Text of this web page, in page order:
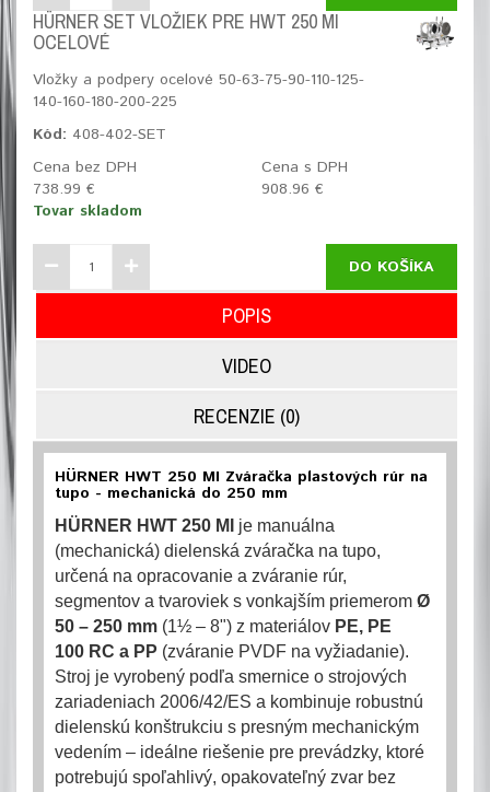
HÜRNER SET VLOŽIEK PRE HWT 250 MI
OCELOVÉ
Vložky a podpery ocelové 50-63-75-90-110-125-
140-160-180-200-225
Kód: 408-402-SET
Cena bez DPH
738.99 €
Cena s DPH
908.96 €
Tovar skladom
DO KOŠÍKA
POPIS
VIDEO
RECENZIE (0)
HÜRNER HWT 250 MI Zváračka plastových rúr na
tupo - mechanická do 250 mm
HÜRNER HWT 250 MI
je manuálna
(mechanická) dielenská zváračka na tupo,
určená na opracovanie a zváranie rúr,
segmentov a tvaroviek s vonkajším priemerom Ø
50 – 250 mm (1½ – 8") z materiálov PE, PE
100 RC a PP (zváranie PVDF na vyžiadanie).
Stroj je vyrobený podľa smernice o strojových
zariadeniach 2006/42/ES a kombinuje robustnú
dielenskú konštrukciu s presným mechanickým
vedením – ideálne riešenie pre prevádzky, ktoré
potrebujú spoľahlivý, opakovateľný zvar bez